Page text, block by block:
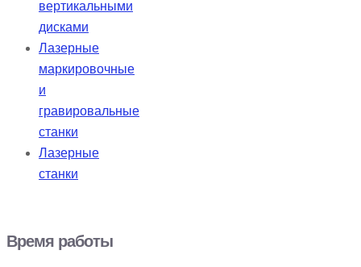
вертикальными
дисками
Лазерные
маркировочные
и
гравировальные
станки
Лазерные
станки
Время работы